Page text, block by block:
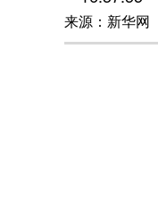
来源：新华网